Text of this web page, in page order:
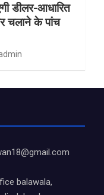
डीलर-आधारित
चलाने के पांच
balawala,